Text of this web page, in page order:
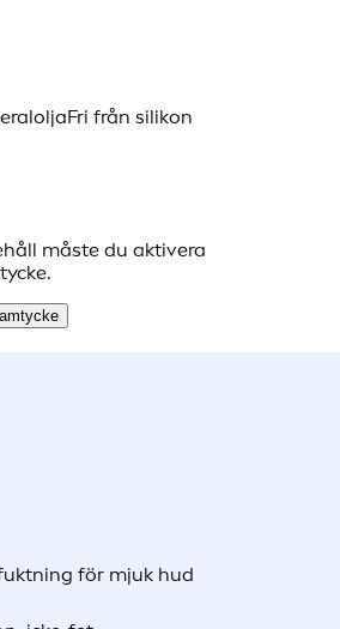
Fri från silikon
måste du aktivera
för mjuk hud